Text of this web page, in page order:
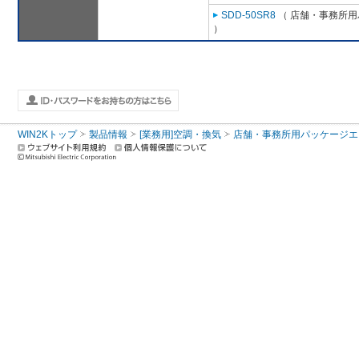
SDD-50SR8 （ 店舗・事務所
）
WIN2Kトップ 製品情報 [業務用]空調・換気 店舗・事務所用パッケージ